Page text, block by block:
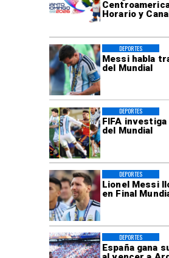
Horario y
Messi habla
del Mundial
DEPORTES
FIFA
del Mundial
DEPORTES
Lionel Messi
en Final
DEPORTES
España gana
DEPORTES